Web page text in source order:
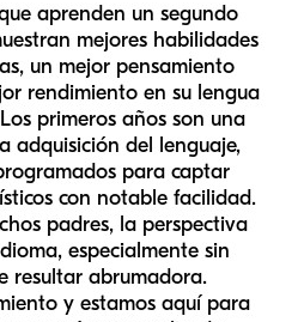
aprenden un segundo
mejores habilidades
un mejor pensamiento
rendimiento en su lengua
primeros años son una
adquisición del lenguaje,
para captar
con notable facilidad.
padres, la perspectiva
especialmente sin
resultar abrumadora.
y estamos aquí para